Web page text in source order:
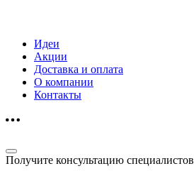
Идеи
Акции
Доставка и оплата
О компании
Контакты
Получите консультацию специалистов